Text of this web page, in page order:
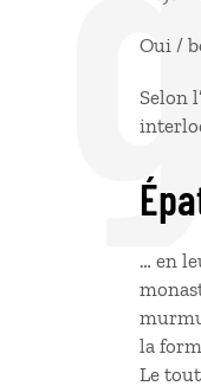
Oui /
Selon
… en
la
Le